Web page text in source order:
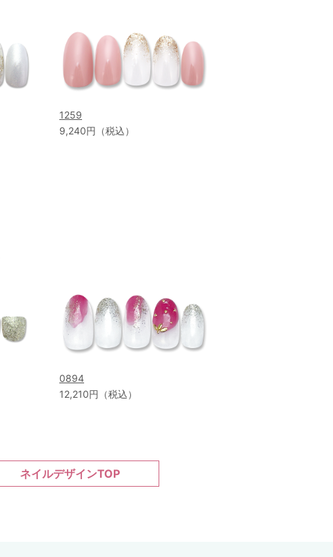
1259
9,240円（税込）
0894
12,210円（税込）
ネイルデザインTOP